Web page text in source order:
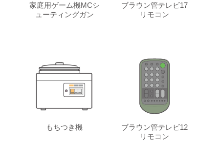
家庭用ゲーム機MCシ
ューティングガン
ブラウン管テレビ17
リモコン
もちつき機
ブラウン管テレビ12
リモコン